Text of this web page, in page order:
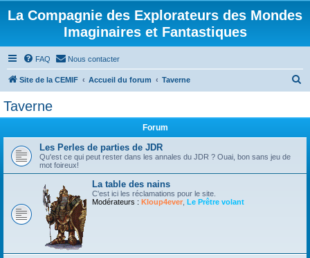
La Compagnie des Explorateurs des Mondes
Imaginaires et Fantastiques
FAQ Nous contacter
Site de la CEMIF Accueil du forum Taverne
Taverne
Forum
Les Perles de parties de JDR
Qu'est ce qui peut rester dans les annales du JDR ? Ouai, bon sans jeu de
mot foireux!
La table des nains
C'est ici les réclamations pour le site.
Modérateurs : Kloup4ever Le Prêtre volant